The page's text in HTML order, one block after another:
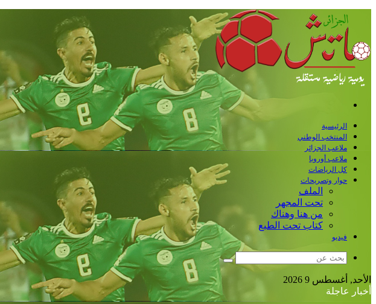
الرئيسية
المنتخب الوطني
ملاعب الجزائر
ملاعب أوروبا
كل الرياضات
حوار وتصريحات
الملف
تحت المجهر
من هنا وهناك
كتاب تحت الطبع
فيديو
بحث
عن
الأحد, أغسطس 9 2026
أخبار عاجلة